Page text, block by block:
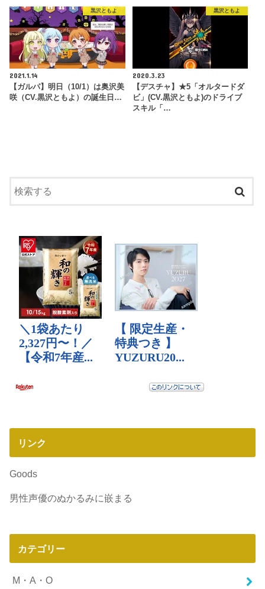
黒沢ともよ
2021.1.14
【ガルパ】明日（10/1）は奥沢美
咲（CV.黒沢ともよ）の誕生日…
黒沢ともよ
2020.3.23
【デスチャ】★5「オルタードダ
ビ」(CV.黒沢ともよ)のドライブ
スキル「…
リンク
Goods
男性声優のぬかるみに嵌まる
カテゴリー
M・A・O